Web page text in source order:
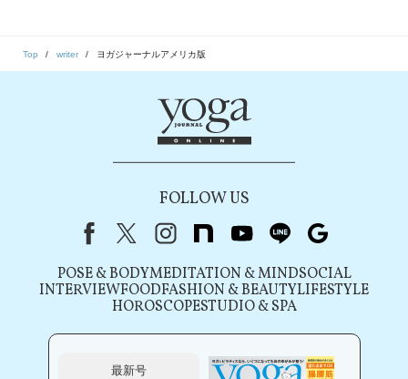
Top writer ヨガジャーナルアメリカ版
FOLLOW US
FacebookX（旧Twitter）
instagram
note youtubeline
POSE & BODYMEDITATION & MINDSOCIAL
INTERVIEWFOODFASHION & BEAUTYLIFESTYLE
HOROSCOPESTUDIO & SPA
最新号